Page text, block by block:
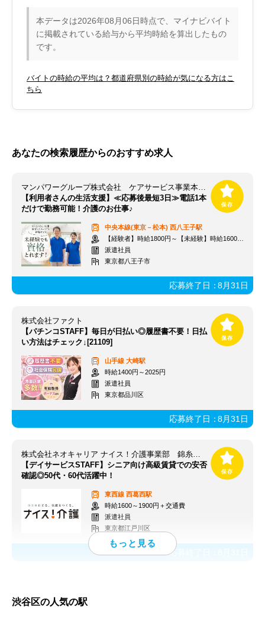
本データは2026年08月06日時点で、マイナビバイト
に掲載されている給与から平均時給を算出したもの
です。
バイトの時給の平均は？都道府県別の時給が気になる方はこ
ちら
あなたの検索履歴からのおすすめ求人
マンパワーグループ株式会社 ケアサービス事業本部 立川支店/856443
【利用者さんの生活支援】≪応募後最短3日≫電話1本
だけで勤務可能！介護のお仕事♪
中央本線(東京－松本) 西八王子駅
【経験者】時給1800円～【未経験】時給1600円～ ※交通費全額
派遣社員
東京都八王子市
応募終了日：8月31日
株式会社ファクト
【パチンコSTAFF】毎日が日払い◎履歴書不要！日払
い方法はチェック↓[21109]
山手線 大崎駅
時給1400円～2025円
派遣社員
東京都品川区
応募終了日：8月31日
株式会社ネオキャリア ナイス！介護事業部 錦糸町登録センター／KSC
【デイサービスSTAFF】シニア向け高級賃貸での安否
確認◎50代・60代活躍中！
東西線 西葛西駅
時給1600～1900円＋交通費
派遣社員
東京都江戸川区
応募終了日：
渋谷区の人気の駅